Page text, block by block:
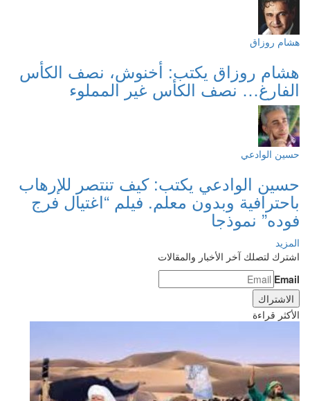
هشام روزاق
هشام روزاق يكتب: أخنوش، نصف الكأس
الفارغ… نصف الكأس غير المملوء
حسين الوادعي
حسين الوادعي يكتب: كيف تنتصر للإرهاب
باحترافية وبدون معلم. فيلم “اغتيال فرج
فوده” نموذجا
المزيد
اشترك لتصلك آخر الأخبار والمقالات
Email
الأكثر قراءة